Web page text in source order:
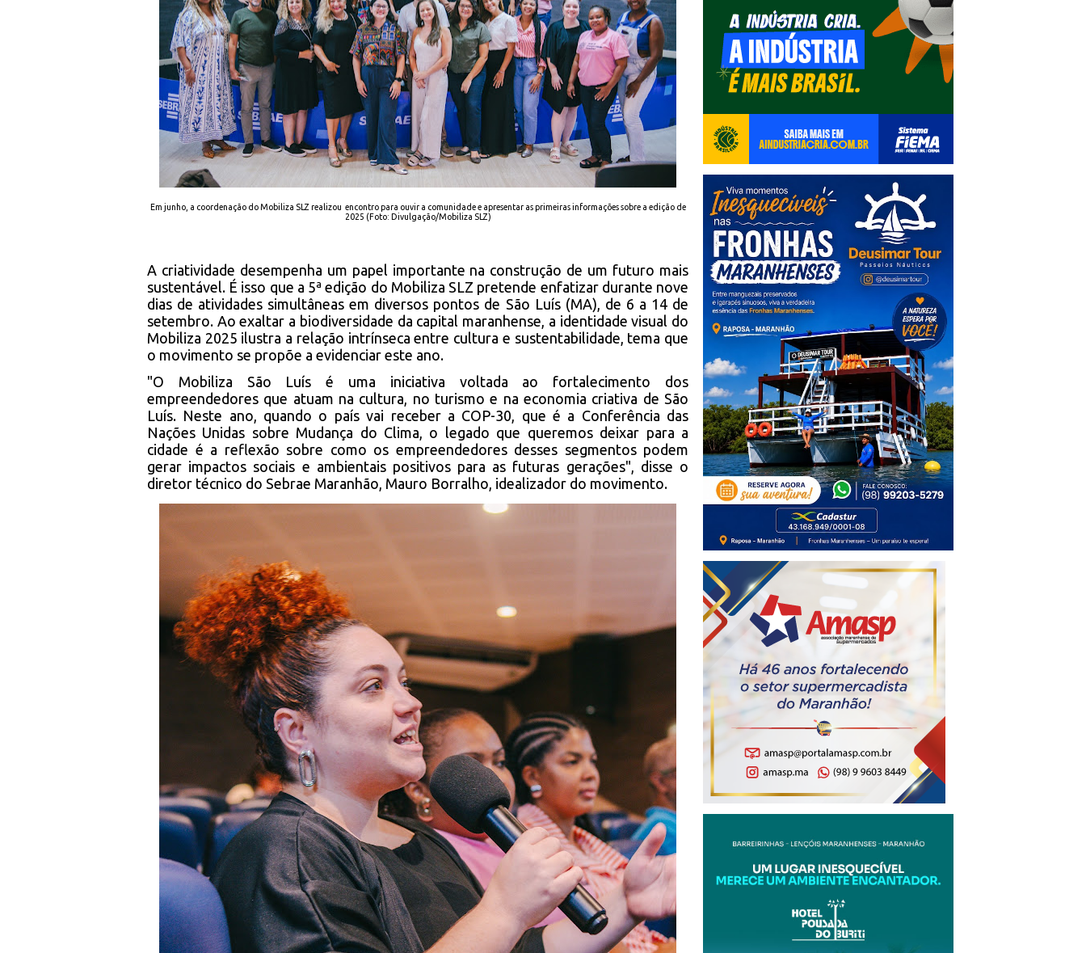
Em junho, a coordenação do Mobiliza SLZ realizou encontro para ouvir a comunidade e apresentar as primeiras informações sobre a edição de
2025 (Foto: Divulgação/Mobiliza SLZ)
A criatividade desempenha um papel importante na construção de um futuro mais
sustentável. É isso que a 5ª edição do Mobiliza SLZ pretende enfatizar durante nove
dias de atividades simultâneas em diversos pontos de São Luís (MA), de 6 a 14 de
setembro. Ao exaltar a biodiversidade da capital maranhense, a identidade visual do
Mobiliza 2025 ilustra a relação intrínseca entre cultura e sustentabilidade, tema que
o movimento se propõe a evidenciar este ano.
"O Mobiliza São Luís é uma iniciativa voltada ao fortalecimento dos
empreendedores que atuam na cultura, no turismo e na economia criativa de São
Luís. Neste ano, quando o país vai receber a COP-30, que é a Conferência das
Nações Unidas sobre Mudança do Clima, o legado que queremos deixar para a
cidade é a reflexão sobre como os empreendedores desses segmentos podem
gerar impactos sociais e ambientais positivos para as futuras gerações", disse o
diretor técnico do Sebrae Maranhão, Mauro Borralho, idealizador do movimento.